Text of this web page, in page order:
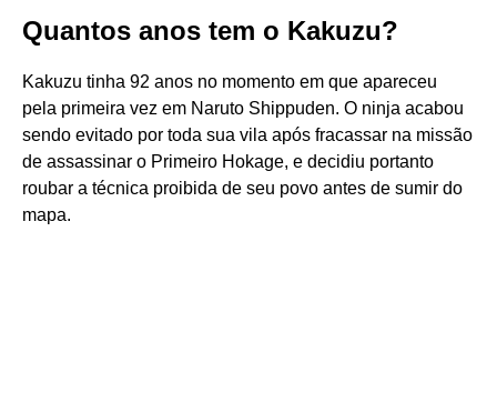
Quantos anos tem o Kakuzu?
Kakuzu tinha 92 anos no momento em que apareceu
pela primeira vez em Naruto Shippuden. O ninja acabou
sendo evitado por toda sua vila após fracassar na missão
de assassinar o Primeiro Hokage, e decidiu portanto
roubar a técnica proibida de seu povo antes de sumir do
mapa.